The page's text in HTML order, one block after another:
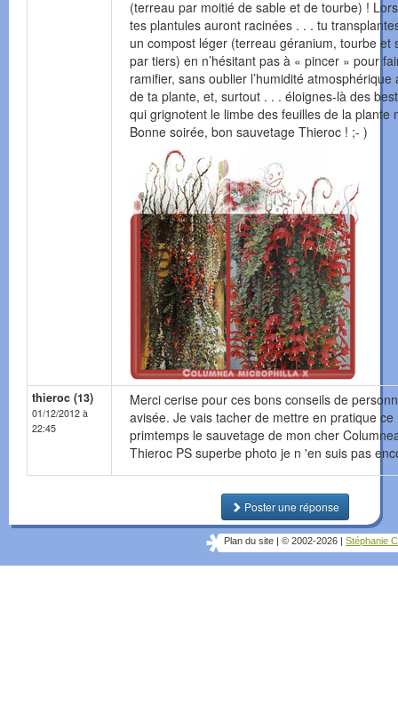
(terreau par moitié de sable et de tourbe) !
tes plantules auront racinées . . . tu
un compost léger (terreau géranium, tourbe et
par tiers) en n’hésitant pas à « pincer » pour
ramifier, sans oublier l’humidité atmosphérique
de ta plante, et, surtout . . . éloignes-là des
qui grignotent le limbe des feuilles de la plante
Bonne soirée, bon sauvetage Thieroc ! ;- )
thieroc (13)
01/12/2012 à
22:45
Merci cerise pour ces bons conseils de
avisée. Je vais tacher de mettre en pratique ce
primtemps le sauvetage de mon cher
Thieroc PS superbe photo je n 'en suis pas
Poster une réponse
Plan du site © 2002-2026 Stéphanie C